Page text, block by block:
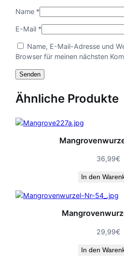
Name *
E-Mail *
Name, E-Mail-Adresse und
Browser für meinen nächsten
Ähnliche Produkte
36,99€
In den
29,99€
In den